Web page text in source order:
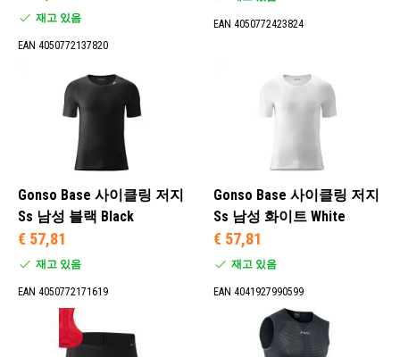
재고 있음
EAN 4050772137820
EAN 4050772423824
Gonso Base 사이클링 저지
Ss 남성 블랙 Black
€ 57,81
재고 있음
EAN 4050772171619
Gonso Base 사이클링 저지
Ss 남성 화이트 White
€ 57,81
재고 있음
EAN 4041927990599